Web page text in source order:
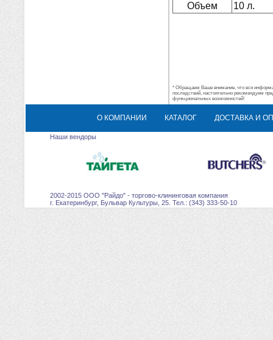
Объем
10 л.
* Обращаем Ваше внимание, что вся
последствий, настоятельно рекомендуем
функциональных возможностей!
О КОМПАНИИ КАТАЛОГ ДОСТАВКА И
Наши вендоры
2002-2015 ООО "Райдо" - торгово-клининговая компания
г. Екатеринбург, Бульвар Культуры, 25. Тел.: (343) 333-50-10